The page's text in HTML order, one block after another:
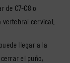
de C7-C8 o
cervical.
llegar a la
el puño,